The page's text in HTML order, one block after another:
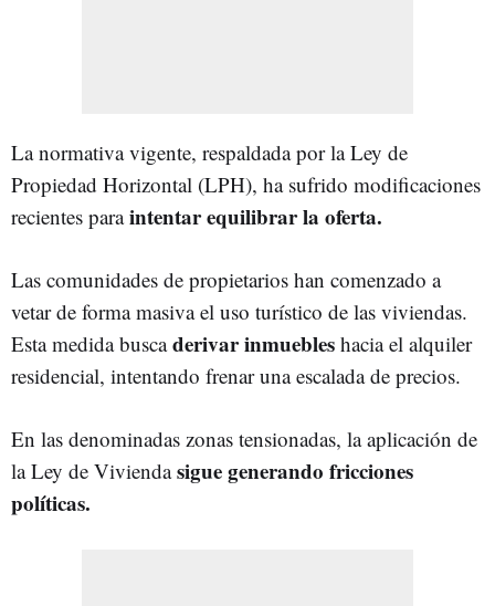
La normativa vigente, respaldada por la Ley de
Propiedad Horizontal (LPH), ha sufrido modificaciones
recientes paraintentar equilibrar la oferta.
Las comunidades de propietarios han comenzado a
vetar de forma masiva el uso turístico de las viviendas.
Esta medida buscaderivar inmuebles hacia el alquiler
residencial, intentando frenar una escalada de precios.
En las denominadas zonas tensionadas, la aplicación de
la Ley de Viviendasigue generando fricciones
políticas.